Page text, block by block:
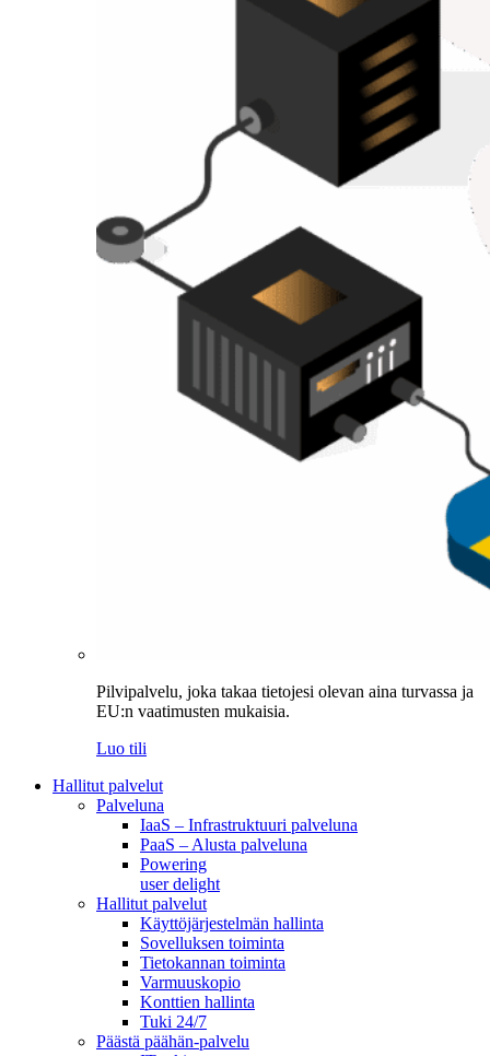
Pilvipalvelu, joka takaa tietojesi olevan aina turvassa ja
EU:n vaatimusten mukaisia.
Luo tili
Hallitut palvelut
Palveluna
IaaS – Infrastruktuuri palveluna
PaaS – Alusta palveluna
Powering
user delight
Hallitut palvelut
Käyttöjärjestelmän hallinta
Sovelluksen toiminta
Tietokannan toiminta
Varmuuskopio
Konttien hallinta
Tuki 24/7
Päästä päähän-palvelu